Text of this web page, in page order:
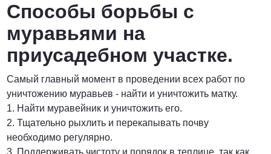
Способы борьбы с
муравьями на
приусадебном участке.
Самый главный момент в проведении всех работ по
уничтожению муравьев - найти и уничтожить матку.
1. Найти муравейник и уничтожить его.
2. Тщательно рыхлить и перекапывать почву
необходимо регулярно.
3. Поддерживать чистоту и порядок в теплице, так как